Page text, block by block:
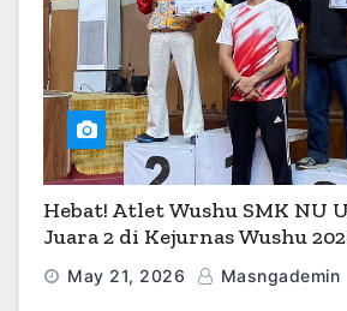
Hebat! Atlet Wushu SMK NU
Juara 2 di Kejurnas Wushu
May 21, 2026 Masngademin